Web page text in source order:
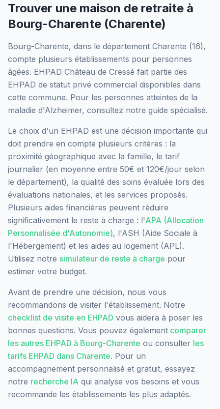
Trouver une maison de retraite à
Bourg-Charente (Charente)
Bourg-Charente, dans le département Charente (16),
compte plusieurs établissements pour personnes
âgées. EHPAD Château de Cressé fait partie des
EHPAD de statut privé commercial disponibles dans
cette commune. Pour les personnes atteintes de la
maladie d'Alzheimer, consultez notre guide spécialisé.
Le choix d'un EHPAD est une décision importante qui
doit prendre en compte plusieurs critères : la
proximité géographique avec la famille, le tarif
journalier (en moyenne entre 50€ et 120€/jour selon
le département), la qualité des soins évaluée lors des
évaluations nationales, et les services proposés.
Plusieurs aides financières peuvent réduire
significativement le reste à charge : l'APA (Allocation
Personnalisée d'Autonomie), l'ASH (Aide Sociale à
l'Hébergement) et les aides au logement (APL).
Utilisez notre simulateur de reste à charge pour
estimer votre budget.
Avant de prendre une décision, nous vous
recommandons de visiter l'établissement. Notre
checklist de visite en EHPAD vous aidera à poser les
bonnes questions. Vous pouvez également comparer
les autres EHPAD à Bourg-Charente ou consulter les
tarifs EHPAD dans Charente. Pour un
accompagnement personnalisé et gratuit, essayez
notre recherche IA qui analyse vos besoins et vous
recommande les établissements les plus adaptés.